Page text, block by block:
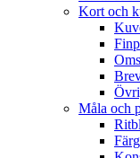
Kort och
Måla och